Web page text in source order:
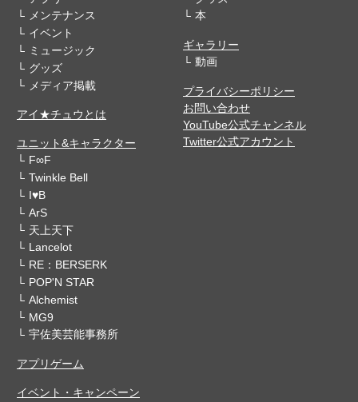
メンテナンス
イベント
ミュージック
グッズ
メディア掲載
アイ★チュウとは
ユニット&キャラクター
F∞F
Twinkle Bell
I♥B
ArS
天上天下
Lancelot
RE：BERSERK
POP'N STAR
Alchemist
MG9
宇佐美芸能事務所
アプリゲーム
イベント・キャンペーン
本
ギャラリー
動画
プライバシーポリシー
お問い合わせ
YouTube公式チャンネル
Twitter公式アカウント